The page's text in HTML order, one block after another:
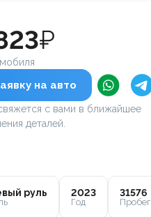
₽
на авто
с вами в ближайшее
деталей.
руль 2023
Год
31576
Пробег